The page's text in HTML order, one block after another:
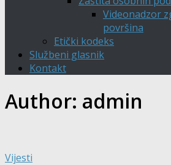
Videonadzor
površina
Etički kodeks
Službeni glasnik
Kontakt
Author: admin
Vijesti